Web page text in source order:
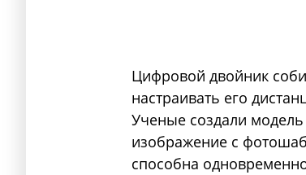
Цифровой двойник
настраивать его
Ученые создали
изображение с
способна